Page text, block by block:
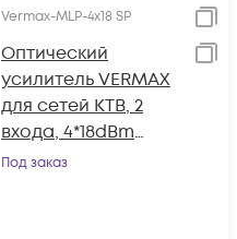
Vermax-MLP-4x18 SP
Оптический
усилитель VERMAX
для сетей КТВ, 2
входа, 4*18dBm
выхода, WDM
Под заказ